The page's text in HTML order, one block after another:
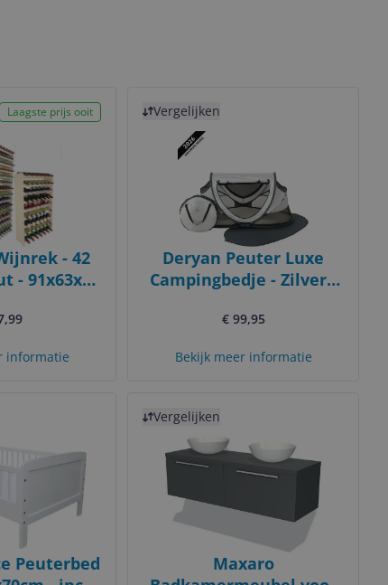
Laagste prijs ooit
- 42
- 91x63x26
informatie
Vergelijken
Deryan Peuter Luxe
Campingbedje - Zilver -
zelfopblaasbare matras
€ 99,95
Bekijk meer informatie
Peuterbed
Vergelijken
Maxaro